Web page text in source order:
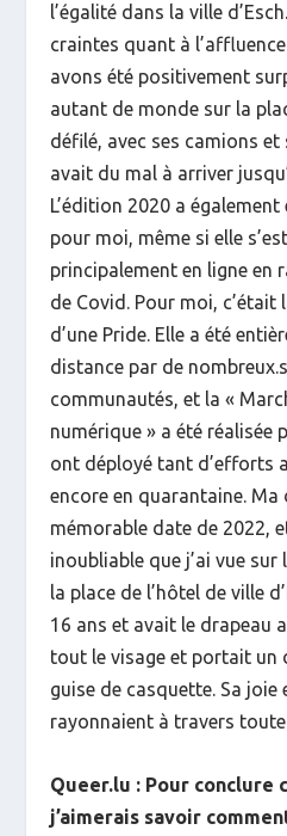
l’égalité dans la ville
craintes quant à
avons été positivement
autant de monde sur la
défilé, avec ses camions
avait du mal à arriver
L’édition 2020 a
pour moi, même si elle
principalement en ligne en
de Covid. Pour moi,
d’une Pride. Elle a été
distance par de
communautés, et la «
numérique » a été réalisée
ont déployé tant d’efforts
encore en quarantaine. Ma
mémorable date de 2022,
inoubliable que j’ai vue sur
la place de l’hôtel de ville
16 ans et avait le drapeau
tout le visage et portait un
guise de casquette. Sa joie
rayonnaient à travers
Queer.lu : Pour conclure
j’aimerais savoir